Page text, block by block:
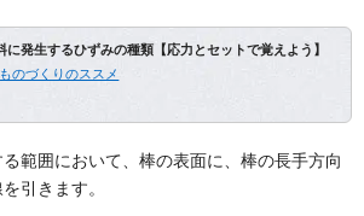
に発生するひずみの種類【応力とセットで覚えよう】
ものづくりのススメ
範囲において、棒の表面に、棒の長手方向
引きます。